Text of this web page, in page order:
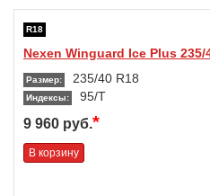
R18
Nexen Winguard Ice Plus 235/
Размер: 235/40 R18
Индексы: 95/T
9 960 руб.*
В корзину